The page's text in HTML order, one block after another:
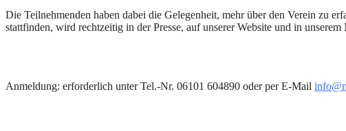
Die Teilnehmenden haben dabei die Gelegenheit, mehr über den Verein zu
stattfinden, wird rechtzeitig in der Presse, auf unserer Website und in
Anmeldung: erforderlich unter Tel.-Nr. 06101 604890 oder per E-Mail